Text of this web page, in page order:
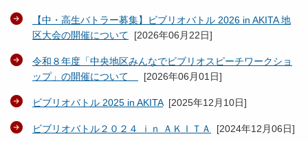
【中・高生バトラー募集】ビブリオバトル 2026 in AKITA 地
区大会の開催について [2026年06月22日]
令和８年度「中央地区みんなでビブリオスピーチワークショ
ップ」の開催について
[2026年06月01日]
ビブリオバトル 2025 in AKITA[2025年12月10日]
ビブリオバトル２０２４ ｉｎ ＡＫＩＴＡ [2024年12月06日]